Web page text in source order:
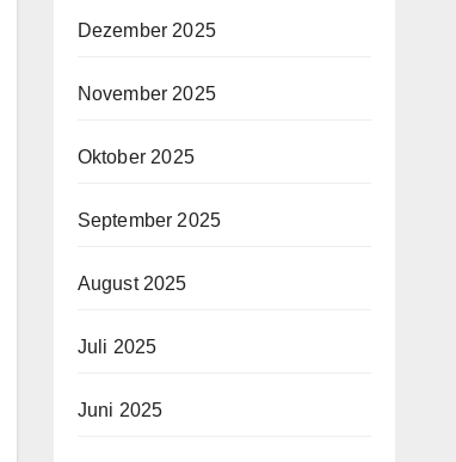
Dezember 2025
November 2025
Oktober 2025
September 2025
August 2025
Juli 2025
Juni 2025